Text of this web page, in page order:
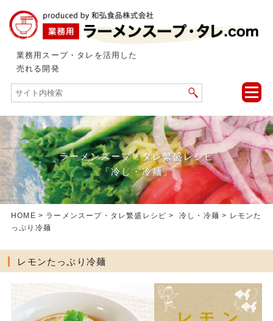
業務用スープ・タレを活用した
売れる開発
toggle
ラーメンスープ・タレ繁盛レシピ
「冷し・冷麺」
HOME > ラーメンスープ・タレ繁盛レシピ >冷し・冷麺 > レモンた
っぷり冷麺
レモンたっぷり冷麺